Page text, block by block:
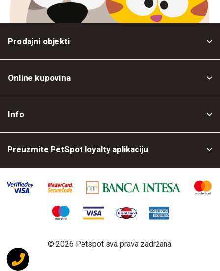
Prodajni objekti
Online kupovina
Info
Preuzmite PetSpot loyalty aplikaciju
© 2026 Petspot sva prava zadržana.